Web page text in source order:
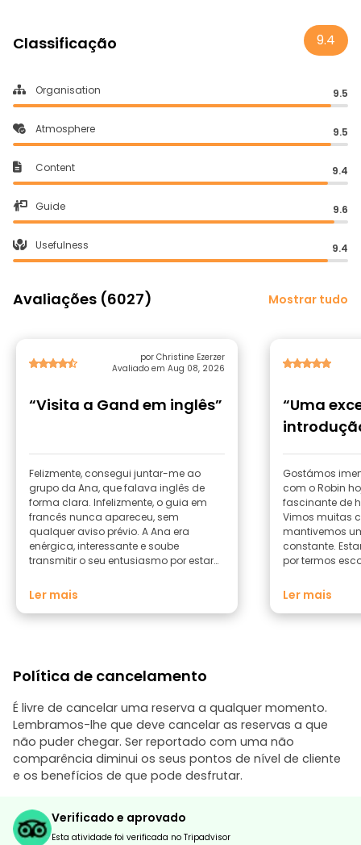
Classificação 9.4
Organisation 9.5
Atmosphere 9.5
Content 9.4
Guide 9.6
Usefulness 9.4
Avaliações (6027) Mostrar tudo
por Christine Ezerzer
Avaliado em Aug 08, 2026
“Visita a Gand em inglês”
Felizmente, consegui juntar-me ao
grupo da Ana, que falava inglês de
forma clara. Infelizmente, o guia em
francês nunca apareceu, sem
qualquer aviso prévio. A Ana era
enérgica, interessante e soube
transmitir o seu entusiasmo por estar
Ler mais
“Uma
Gostámos
com o Robin
fascinante de
Vimos muitas
mantivemos
constante.
por termos
Ler mais
Política de cancelamento
É livre de cancelar uma reserva a qualquer momento.
Lembramos-lhe que deve cancelar as reservas a que
não puder chegar. Ser reportado com uma não
comparência diminui os seus pontos de nível de cliente
e os benefícios de que pode desfrutar.
Verificado e aprovado
Esta atividade foi verificada no Tripadvisor